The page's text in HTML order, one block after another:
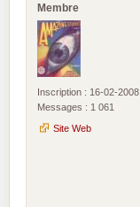
Membre
Inscription : 16-02-2008
Messages : 1 061
Site Web